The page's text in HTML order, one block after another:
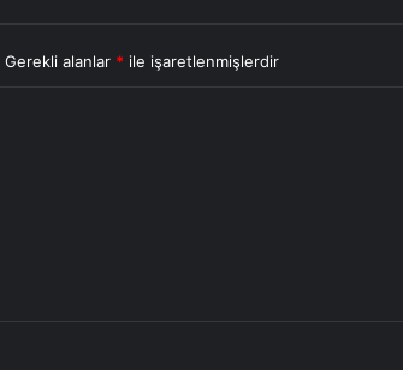
Gerekli alanlar * ile işaretlenmişlerdir